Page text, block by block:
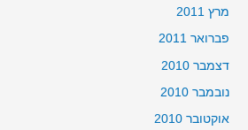
מרץ 2011
פברואר 2011
דצמבר 2010
נובמבר 2010
אוקטובר 2010